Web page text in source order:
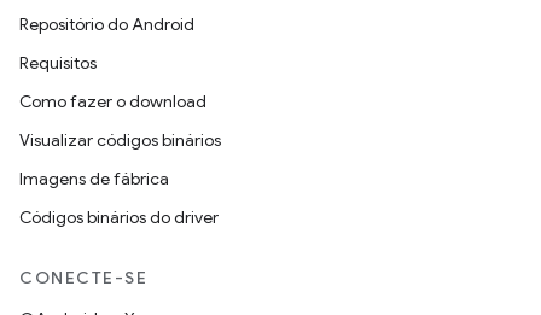
Repositório do Android
Requisitos
Como fazer o download
Visualizar códigos binários
Imagens de fábrica
Códigos binários do driver
CONECTE-SE